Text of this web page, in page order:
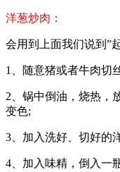
洋葱炒肉：
会用到上面我们说到”
1、随意猪或者牛肉切
2、锅中倒油，烧热，
变色;
3、加入洗好、切好的
4、加入味精，倒入一